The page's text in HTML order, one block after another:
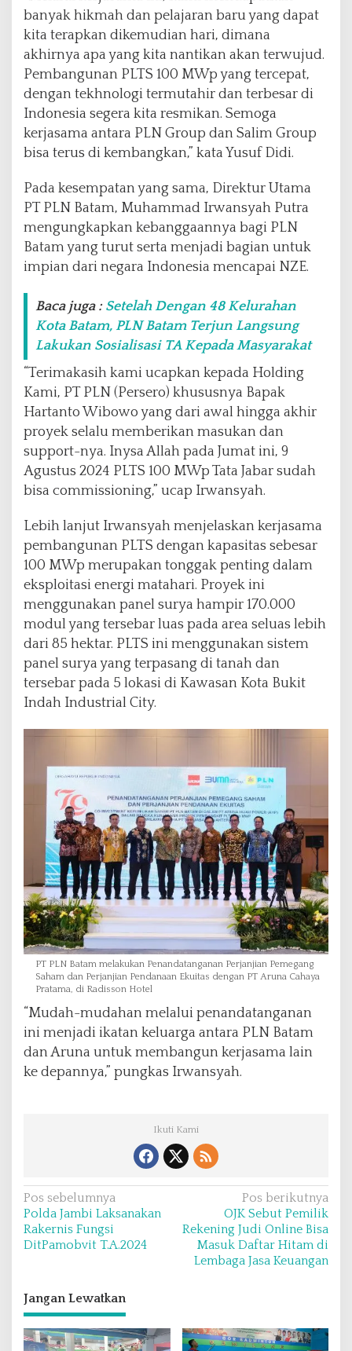
banyak hikmah dan pelajaran baru yang dapat
kita terapkan dikemudian hari, dimana
akhirnya apa yang kita nantikan akan terwujud.
Pembangunan PLTS 100 MWp yang tercepat,
dengan tekhnologi termutahir dan terbesar di
Indonesia segera kita resmikan. Semoga
kerjasama antara PLN Group dan Salim Group
bisa terus di kembangkan,” kata Yusuf Didi.
Pada kesempatan yang sama, Direktur Utama
PT PLN Batam, Muhammad Irwansyah Putra
mengungkapkan kebanggaannya bagi PLN
Batam yang turut serta menjadi bagian untuk
impian dari negara Indonesia mencapai NZE.
Baca juga : Setelah Dengan 48 Kelurahan
Kota Batam, PLN Batam Terjun Langsung
Lakukan Sosialisasi TA Kepada Masyarakat
“Terimakasih kami ucapkan kepada Holding
Kami, PT PLN (Persero) khususnya Bapak
Hartanto Wibowo yang dari awal hingga akhir
proyek selalu memberikan masukan dan
support-nya. Inysa Allah pada Jumat ini, 9
Agustus 2024 PLTS 100 MWp Tata Jabar sudah
bisa commissioning,” ucap Irwansyah.
Lebih lanjut Irwansyah menjelaskan kerjasama
pembangunan PLTS dengan kapasitas sebesar
100 MWp merupakan tonggak penting dalam
eksploitasi energi matahari. Proyek ini
menggunakan panel surya hampir 170.000
modul yang tersebar luas pada area seluas lebih
dari 85 hektar. PLTS ini menggunakan sistem
panel surya yang terpasang di tanah dan
tersebar pada 5 lokasi di Kawasan Kota Bukit
Indah Industrial City.
PT PLN Batam melakukan Penandatanganan Perjanjian Pemegang
Saham dan Perjanjian Pendanaan Ekuitas dengan PT Aruna Cahaya
Pratama, di Radisson Hotel
“Mudah-mudahan melalui penandatanganan
ini menjadi ikatan keluarga antara PLN Batam
dan Aruna untuk membangun kerjasama lain
ke depannya,” pungkas Irwansyah.
Ikuti Kami
N
a
v
g
a
s
Pos sebelumnya
Polda Jambi Laksanakan
Rakernis Fungsi
DitPamobvit T.A.2024
Pos berikutnya
OJK Sebut Pemilik
Rekening Judi Online Bisa
Masuk Daftar Hitam di
Lembaga Jasa Keuangan
Jangan Lewatkan